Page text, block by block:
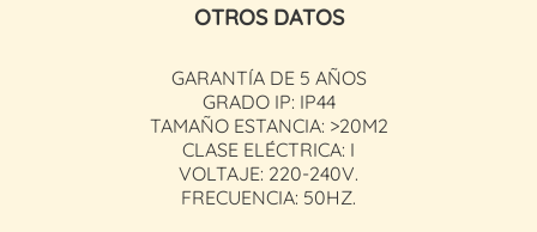
OTROS DATOS
GARANTÍA DE 5 AÑOS
GRADO IP: IP44
TAMAÑO ESTANCIA: >20M2
CLASE ELÉCTRICA: I
VOLTAJE: 220-240V.
FRECUENCIA: 50HZ.